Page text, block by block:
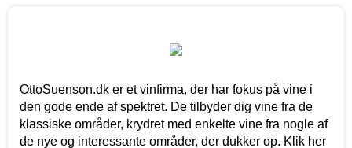
OttoSuenson.dk er et vinfirma, der har fokus på vine i
den gode ende af spektret. De tilbyder dig vine fra de
klassiske områder, krydret med enkelte vine fra nogle af
de nye og interessante områder, der dukker op. Klik her